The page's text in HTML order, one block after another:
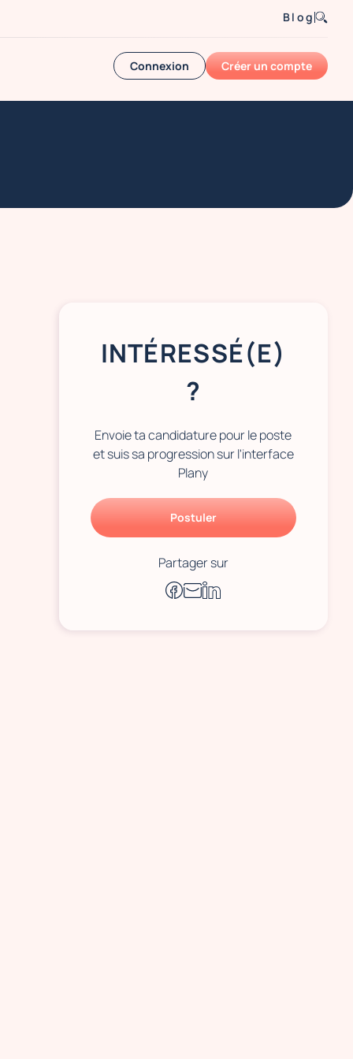
Blog
Connexion Créer un compte
INTÉRESSÉ(E)
?
Envoie ta candidature pour le poste
et suis sa progression sur l'interface
Plany
Postuler
Partager sur